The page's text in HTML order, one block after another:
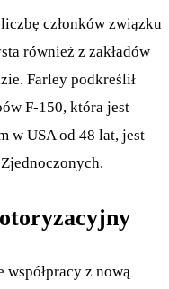
członków związku
również z zakładów
Farley podkreślił
F-150, która jest
w USA od 48 lat, jest
współpracy z nową